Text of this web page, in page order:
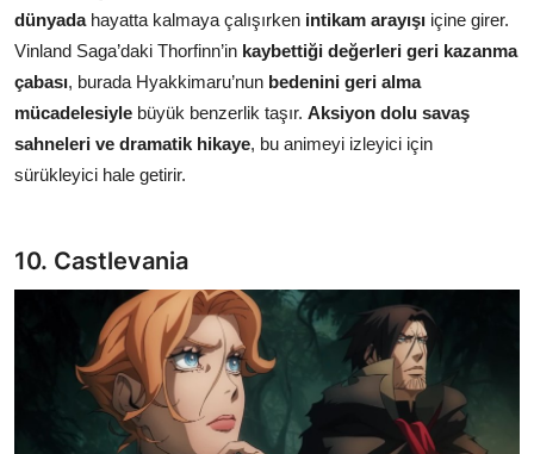
dünyadahayatta kalmaya çalışırken intikam arayışı içine girer.
Vinland Saga’daki Thorfinn’in kaybettiği değerleri geri kazanma
çabası, burada Hyakkimaru’nun bedenini geri alma
mücadelesiyle büyük benzerlik taşır. Aksiyon dolu savaş
sahneleri ve dramatik hikaye, bu animeyi izleyici için
sürükleyici hale getirir.
10. Castlevania